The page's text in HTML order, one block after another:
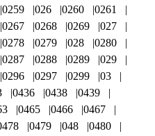
0259 026 0260
0261
0267 0268 0269
027
0278 0279 028
0280
0287 0288 0289
029
0296 0297 0299
03
0436 0438
0439
0465 0466
0467
0479 048
0480